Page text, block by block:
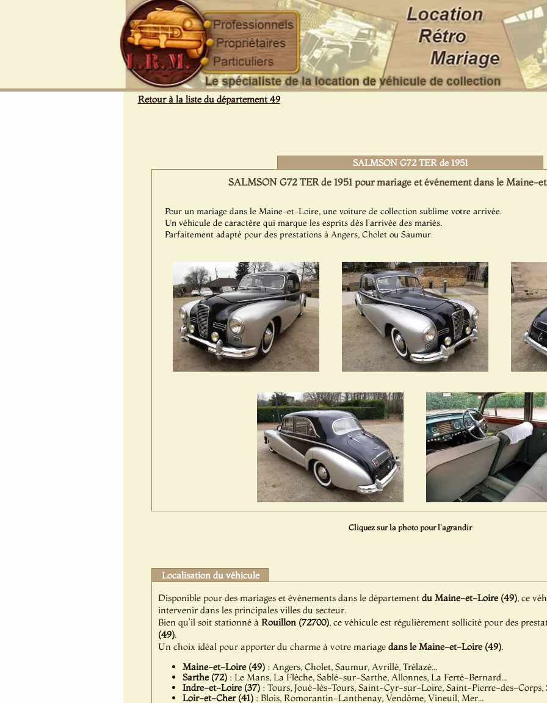
Retour à la liste du département 49
SALMSON G72 TER de 1951
SALMSON G72 TER de 1951 pour mariage et événement dans le Maine-
Pour un mariage dans le Maine-et-Loire, une voiture de collection sublime votre arrivée.
Un véhicule de caractère qui marque les esprits dès l'arrivée des mariés.
Parfaitement adapté pour des prestations à Angers, Cholet ou Saumur.
Cliquez sur la photo pour l'agrandir
Localisation du véhicule
Disponible pour des mariages et événements dans le département du Maine-et-Loire (49), ce
intervenir dans les principales villes du secteur.
Bien qu’il soit stationné à Rouillon (72700), ce véhicule est régulièrement sollicité pour des
(49).
Un choix idéal pour apporter du charme à votre mariage dans le Maine-et-Loire (49).
Maine-et-Loire (49): Angers, Cholet, Saumur, Avrillé, Trélazé...
Sarthe (72): Le Mans, La Flèche, Sablé-sur-Sarthe, Allonnes, La Ferté-Bernard...
Indre-et-Loire (37): Tours, Joué-lès-Tours, Saint-Cyr-sur-Loire, Saint-Pierre-des-Corps,
Loir-et-Cher (41): Blois, Romorantin-Lanthenay, Vendôme, Vineuil, Mer...
Panneau de gestion des cookies